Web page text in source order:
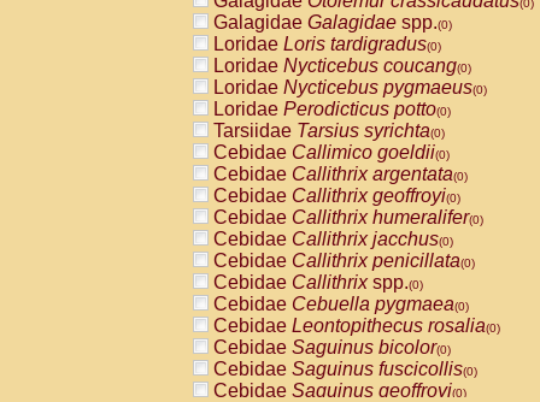
(0)
Galagidae Galagidae spp.(0)
Loridae Loris tardigradus(0)
Loridae Nycticebus coucang(0)
Loridae Nycticebus pygmaeus(0)
Loridae Perodicticus potto(0)
Tarsiidae Tarsius syrichta(0)
Cebidae Callimico goeldii(0)
Cebidae Callithrix argentata(0)
Cebidae Callithrix geoffroyi(0)
Cebidae Callithrix humeralifer(0)
Cebidae Callithrix jacchus(0)
Cebidae Callithrix penicillata(0)
Cebidae Callithrixspp.(0)
Cebidae Cebuella pygmaea(0)
Cebidae Leontopithecus rosalia(0)
Cebidae Saguinus bicolor(0)
Cebidae Saguinus fuscicollis(0)
Cebidae Saguinus geoffroyi(0)